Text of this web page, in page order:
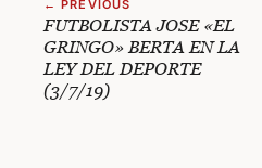
← PREVIOUS
FUTBOLISTA JOSE «EL
GRINGO» BERTA EN LA
LEY DEL DEPORTE
(3/7/19)